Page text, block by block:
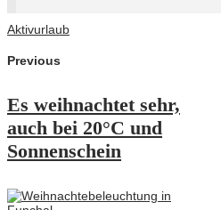
Aktivurlaub
Previous
Es weihnachtet sehr,
auch bei 20°C und
Sonnenschein